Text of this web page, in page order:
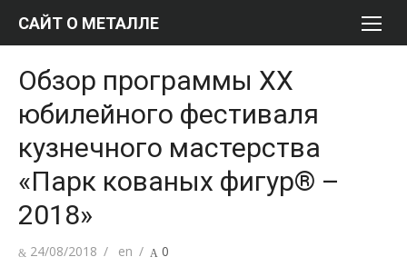
Перейти
САЙТ О МЕТАЛЛЕ
Обзор программы ХХ
юбилейного фестиваля
кузнечного мастерства
«Парк кованых фигур® –
2018»
Опубликовано
24/08/2018 Автор
en 0